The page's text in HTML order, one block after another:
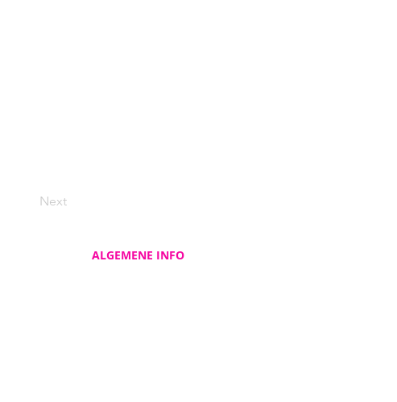
Next
ALGEMENE INFO